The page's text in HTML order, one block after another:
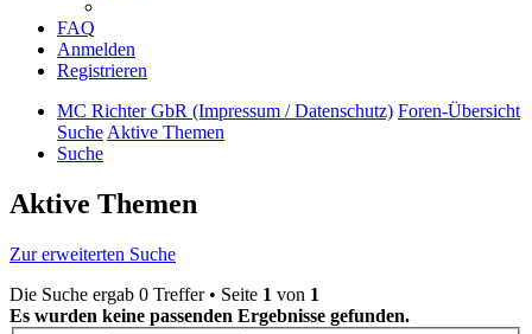
FAQ
Anmelden
Registrieren
MC Richter GbR (Impressum / Datenschutz) Foren-Übersicht
SucheAktive Themen
Suche
Aktive Themen
Zur erweiterten Suche
Die Suche ergab 0 Treffer • Seite 1 von 1
Es wurden keine passenden Ergebnisse gefunden.